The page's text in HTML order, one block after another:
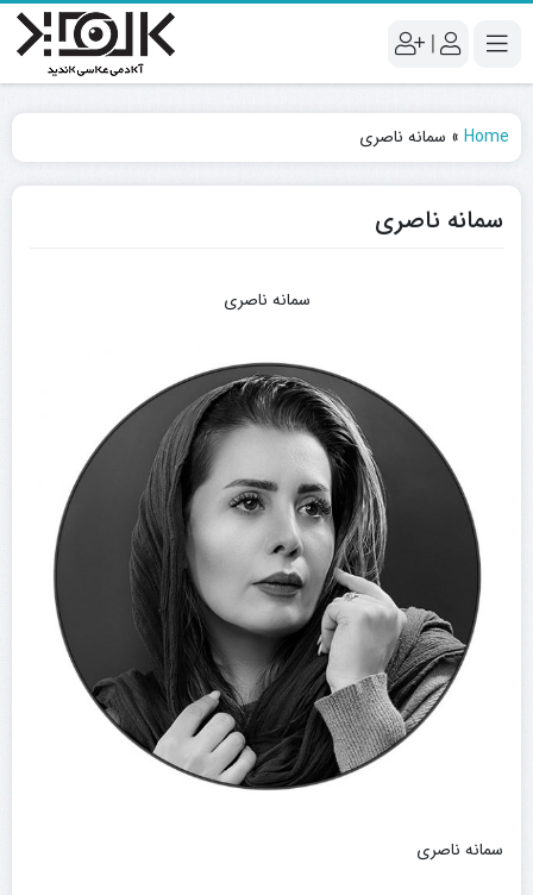
|
Home
» سمانه ناصری
سمانه ناصری
سمانه ناصری
سمانه ناصری